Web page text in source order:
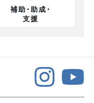
補助･助成･
支援